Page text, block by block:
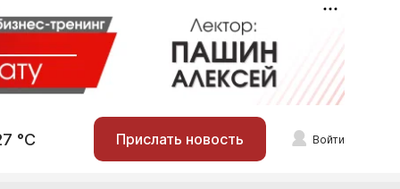
°С Прислать новость Войти